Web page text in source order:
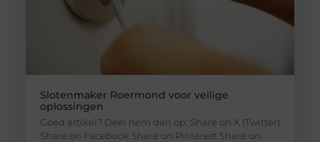
Slotenmaker Roermond voor veilige
oplossingen
Goed artikel? Deel hem dan op: Share on X (Twitter)
Share on Facebook Share on Pinterest Share on